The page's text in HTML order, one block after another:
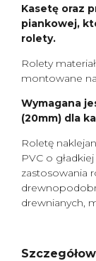
Kasetę oraz
piankowej,
rolety.
Rolety
montowane
Wymagana
(20mm) dla
Roletę
PVC o
zastosowania
drewnianych,